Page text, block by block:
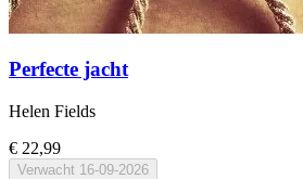
Perfecte jacht
Helen Fields
€ 22,99
Verwacht 16-09-2026